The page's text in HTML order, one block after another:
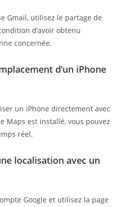
Gmail, utilisez le partage de
d’avoir obtenu
concernée.
d’un iPhone
un iPhone directement avec
Maps est installé, vous pouvez
réel.
localisation avec un
Google et utilisez la page